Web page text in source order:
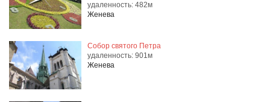
удаленность: 482м
Женева
Собор святого Петра
удаленность: 901м
Женева